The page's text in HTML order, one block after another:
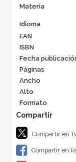
Materia
Idioma
EAN
ISBN
Fecha
Páginas
Ancho
Alto
Formato
Compartir en
Compartir en